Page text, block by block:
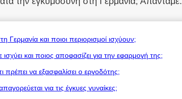
και ποιοι περιορισμοί ισχύουν;
και ποιος αποφασίζει για την εφαρμογή της;
να εξασφαλίσει ο εργοδότης;
για τις έγκυες γυναίκες;